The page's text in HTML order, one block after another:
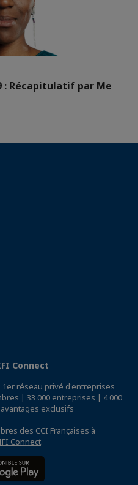
: Récapitulatif par Me
Connect
réseau privé d'entreprises
| 33 000 entreprises | 4 000
exclusifs
des CCI Françaises à
Connect.